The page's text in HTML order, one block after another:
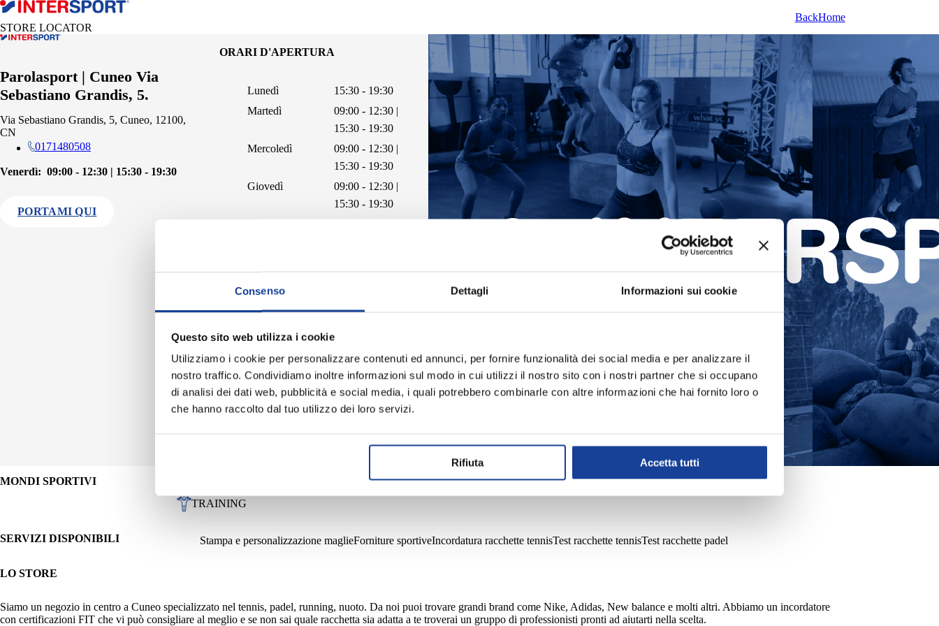
Consenso Dettagli Informazioni sui cookie
Questo sito web utilizza i cookie
Utilizziamo i cookie per personalizzare contenuti ed annunci, per fornire funzionalità dei social media e per analizzare il
nostro traffico. Condividiamo inoltre informazioni sul modo in cui utilizzi il nostro sito con i nostri partner che si occupano
di analisi dei dati web, pubblicità e social media, i quali potrebbero combinarle con altre informazioni che hai fornito loro o
che hanno raccolto dal tuo utilizzo dei loro servizi.
Rifiuta Accetta tutti
BackHome
STORE LOCATOR
Parolasport | Cuneo Via
Sebastiano Grandis, 5.
Via Sebastiano Grandis, 5, Cuneo, 12100,
CN
0171480508
Venerdì: 09:00 - 12:30 | 15:30 - 19:30
PORTAMI QUI
ORARI D'APERTURA
Lunedì
15:30 - 19:30
Martedì
09:00 - 12:30 |
15:30 - 19:30
Mercoledì
09:00 - 12:30 |
15:30 - 19:30
Giovedì
09:00 - 12:30 |
15:30 - 19:30
MONDI SPORTIVI
TRAINING
SERVIZI DISPONIBILI Stampa e personalizzazione maglieForniture sportiveIncordatura racchette tennisTest racchette tennisTest racchette padel
LO STORE
Siamo un negozio in centro a Cuneo specializzato nel tennis, padel, running, nuoto. Da noi puoi trovare grandi brand come Nike, Adidas, New balance e molti altri. Abbiamo un incordatore
con certificazioni FIT che vi può consigliare al meglio e se non sai quale racchetta sia adatta a te troverai un gruppo di professionisti pronti ad aiutarti nella scelta.